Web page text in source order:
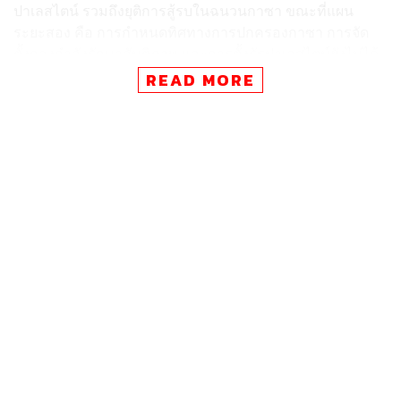
ผ่านการเจรจาหารืออย่างใดREAD MORE